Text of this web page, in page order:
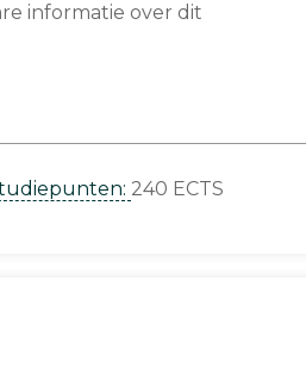
informatie over dit
240 ECTS